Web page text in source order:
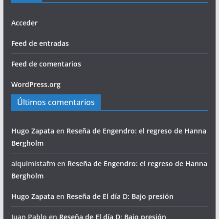
Acceder
Feed de entradas
Feed de comentarios
WordPress.org
Últimos comentarios
Hugo Zapata en Reseña de Engendro: el regreso de Hanna
Bergholm
alquimistafmen Reseña de Engendro: el regreso de Hanna
Bergholm
Hugo Zapata en Reseña de El día D: Bajo presión
Juan Pablo en Reseña de El día D: Bajo presión